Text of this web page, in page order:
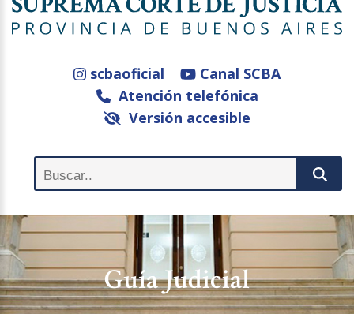
scbaoficial
Canal SCBA
Atención telefónica
Versión accesible
Guía Judicial